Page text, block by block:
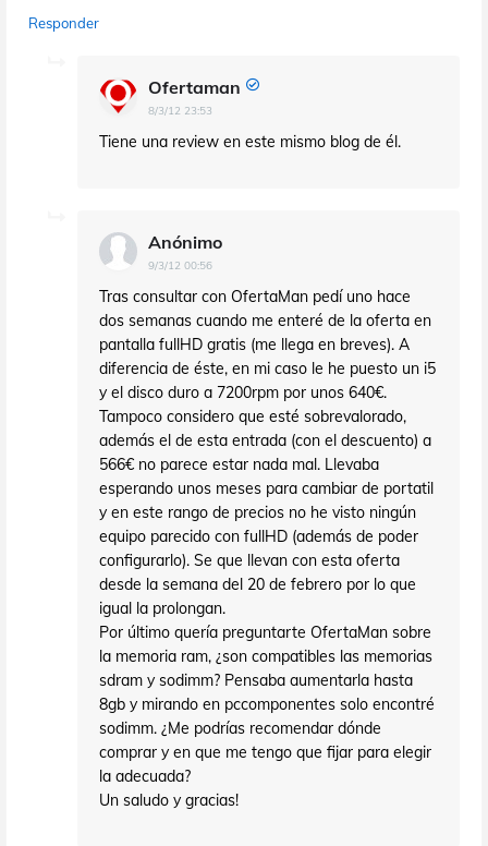
Responder
Ofertaman
8/3/12 23:53
Tiene una review en este mismo blog de él.
Anónimo
9/3/12 00:56
Tras consultar con OfertaMan pedí uno hace
dos semanas cuando me enteré de la oferta en
pantalla fullHD gratis (me llega en breves). A
diferencia de éste, en mi caso le he puesto un i5
y el disco duro a 7200rpm por unos 640€.
Tampoco considero que esté sobrevalorado,
además el de esta entrada (con el descuento) a
566€ no parece estar nada mal. Llevaba
esperando unos meses para cambiar de portatil
y en este rango de precios no he visto ningún
equipo parecido con fullHD (además de poder
configurarlo). Se que llevan con esta oferta
desde la semana del 20 de febrero por lo que
igual la prolongan.
Por último quería preguntarte OfertaMan sobre
la memoria ram, ¿son compatibles las memorias
sdram y sodimm? Pensaba aumentarla hasta
8gb y mirando en pccomponentes solo encontré
sodimm. ¿Me podrías recomendar dónde
comprar y en que me tengo que fijar para elegir
la adecuada?
Un saludo y gracias!